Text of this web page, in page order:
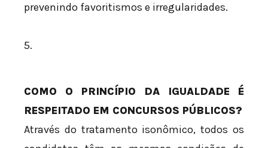
prevenindo favoritismos e irregularidades.
5.
COMO O PRINCÍPIO DA IGUALDADE É
RESPEITADO EM CONCURSOS PÚBLICOS?
Através do tratamento isonômico, todos os